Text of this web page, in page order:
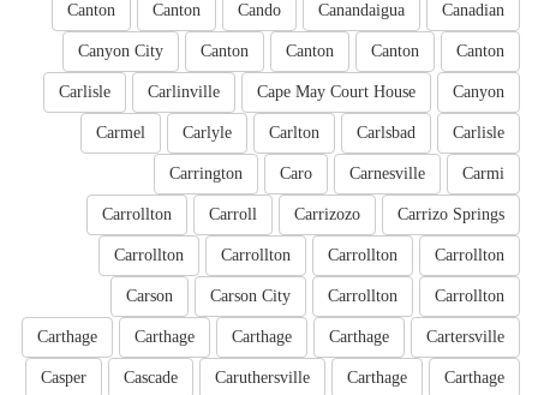
Canadian
Canandaigua
Cando
Canton
Canton
Canton
Canton
Canton
Canton
Canyon City
Canyon
Cape May Court House
Carlinville
Carlisle
Carlisle
Carlsbad
Carlton
Carlyle
Carmel
Carmi
Carnesville
Caro
Carrington
Carrizo Springs
Carrizozo
Carroll
Carrollton
Carrollton
Carrollton
Carrollton
Carrollton
Carrollton
Carrollton
Carson City
Carson
Cartersville
Carthage
Carthage
Carthage
Carthage
Carthage
Carthage
Caruthersville
Cascade
Casper